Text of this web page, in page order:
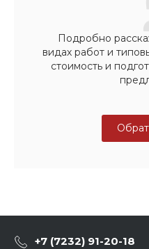
Подробно
видах работ и
стоимость и
+7 (7232) 91-20-18